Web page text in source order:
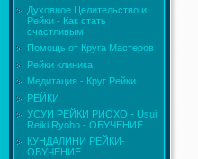
Духовное Целительство и
Рейки - Как стать
счастливым
Помощь от Круга Мастеров
Рейки клиника
Медитация - Круг Рейки
РЕЙКИ
УСУИ РЕЙКИ РИОХО - Usui
Reiki Ryoho - ОБУЧЕНИЕ
КУНДАЛИНИ РЕЙКИ-
ОБУЧЕНИЕ